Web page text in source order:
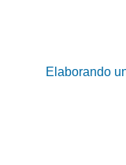
Elaborando